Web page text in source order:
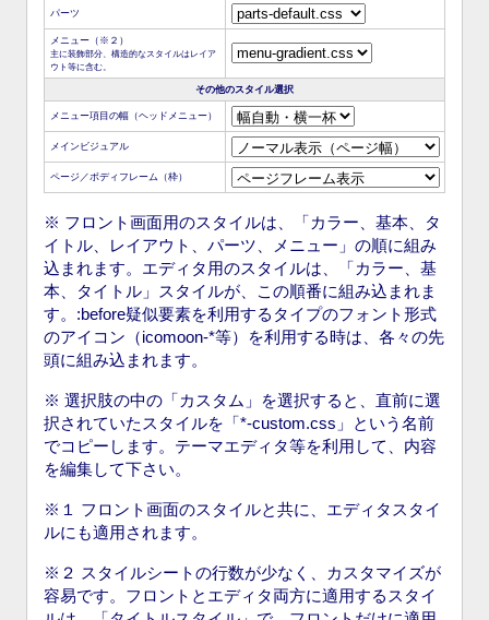
パーツ
メニュー（※２）
主に装飾部分、構造的なスタイルはレイア
ウト等に含む。
その他のスタイル選択
メニュー項目の幅（ヘッドメニュー）
メインビジュアル
ページ／ボディフレーム（枠）
※ フロント画面用のスタイルは、「カラー、基本、タ
イトル、レイアウト、パーツ、メニュー」の順に組み
込まれます。エディタ用のスタイルは、「カラー、基
本、タイトル」スタイルが、この順番に組み込まれま
す。:before疑似要素を利用するタイプのフォント形式
のアイコン（icomoon-*等）を利用する時は、各々の先
頭に組み込まれます。
※ 選択肢の中の「カスタム」を選択すると、直前に選
択されていたスタイルを「*-custom.css」という名前
でコピーします。テーマエディタ等を利用して、内容
を編集して下さい。
※１ フロント画面のスタイルと共に、エディタスタイ
ルにも適用されます。
※２ スタイルシートの行数が少なく、カスタマイズが
容易です。フロントとエディタ両方に適用するスタイ